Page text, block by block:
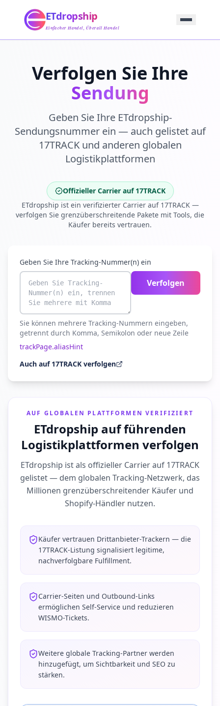
Beschaffung
Service
Produkt
Kontaktieren Sie Uns
ETdropship
Einfacher Handel, Überall Handel
Verfolgen Sie Ihre
Sendung
Geben Sie Ihre ETdropship-
Sendungsnummer ein — auch gelistet auf
17TRACK und anderen globalen
Logistikplattformen
Offizieller Carrier auf 17TRACK
ETdropship ist ein verifizierter Carrier auf 17TRACK —
verfolgen Sie grenzüberschreitende Pakete mit Tools, die
Käufer bereits vertrauen.
Geben Sie Ihre Tracking-Nummer(n) ein
Verfolgen
Sie können mehrere Tracking-Nummern eingeben,
getrennt durch Komma, Semikolon oder neue Zeile
trackPage.aliasHint
Auch auf 17TRACK verfolgen
AUF GLOBALEN PLATTFORMEN VERIFIZIERT
ETdropship auf führenden
Logistikplattformen verfolgen
ETdropship ist als offizieller Carrier auf 17TRACK
gelistet — dem globalen Tracking-Netzwerk, das
Millionen grenzüberschreitender Käufer und
Shopify-Händler nutzen.
Käufer vertrauen Drittanbieter-Trackern — die
17TRACK-Listung signalisiert legitime,
nachverfolgbare Fulfillment.
Carrier-Seiten und Outbound-Links
ermöglichen Self-Service und reduzieren
WISMO-Tickets.
Weitere globale Tracking-Partner werden
hinzugefügt, um Sichtbarkeit und SEO zu
stärken.